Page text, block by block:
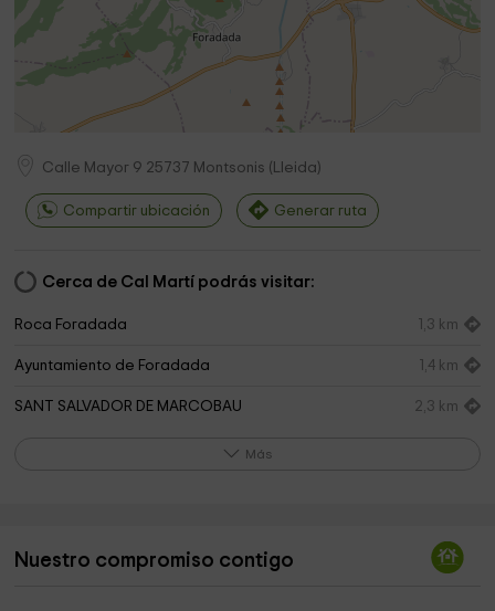
Calle Mayor 9 25737 Montsonis ( Lleida)
Compartir ubicación Generar ruta
Cerca de Cal Martí podrás visitar:
Roca Foradada 1,3 km
Ayuntamiento de Foradada 1,4 km
SANT SALVADOR DE MARCOBAU 2,3 km
Santa Maria de Vernet 2,5 km
Más
Nuestro compromiso contigo